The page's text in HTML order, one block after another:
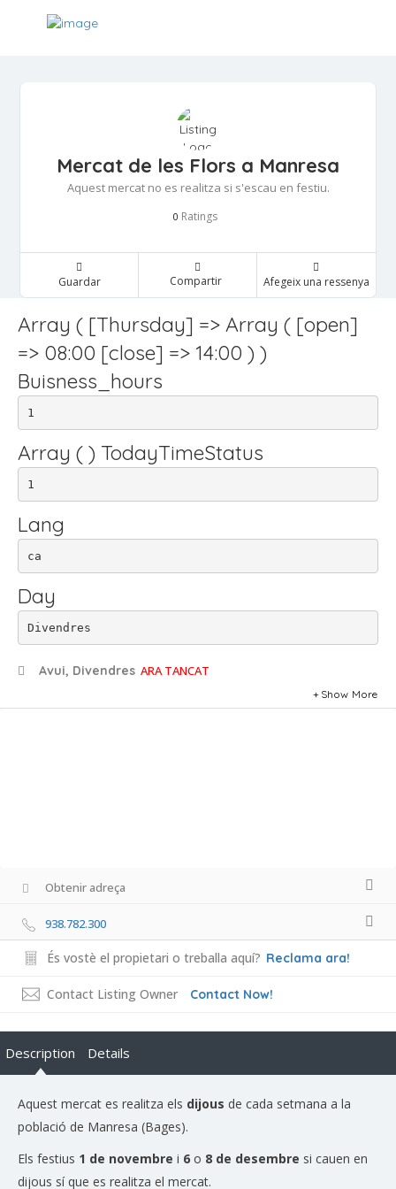
Mercat de les Flors a Manresa
Aquest mercat no es realitza si s'escau en festiu.
0 Ratings
Guardar Compartir Afegeix una ressenya
Array ( [Thursday] => Array ( [open]
=> 08:00 [close] => 14:00 ) )
Buisness_hours
1
Array ( ) TodayTimeStatus
1
Lang
ca
Day
Divendres
Avui, Divendres ARA TANCAT
Show More
Obtenir adreça
938.782.300
És vostè el propietari o treballa aquí? Reclama ara!
Contact Listing Owner Contact Now!
Description Details
Aquest mercat es realitza els dijous de cada setmana a la
població de Manresa (Bages).
Els festius 1 de novembre i 6 o 8 de desembre si cauen en
dijous sí que es realitza el mercat.